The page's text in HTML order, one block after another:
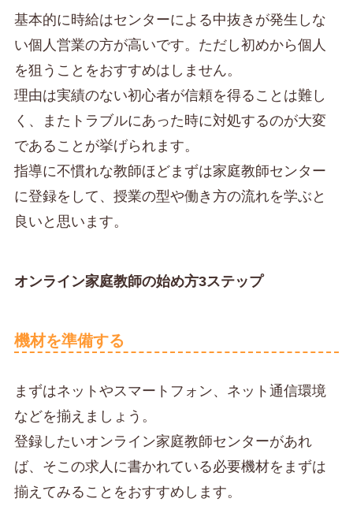
基本的に時給はセンターによる中抜きが発生しな
い個人営業の方が高いです。ただし初めから個人
を狙うことをおすすめはしません。
理由は実績のない初心者が信頼を得ることは難し
く、またトラブルにあった時に対処するのが大変
であることが挙げられます。
指導に不慣れな教師ほどまずは家庭教師センター
に登録をして、授業の型や働き方の流れを学ぶと
良いと思います。
オンライン家庭教師の始め方3ステップ
機材を準備する
まずはネットやスマートフォン、ネット通信環境
などを揃えましょう。
登録したいオンライン家庭教師センターがあれ
ば、そこの求人に書かれている必要機材をまずは
揃えてみることをおすすめします。